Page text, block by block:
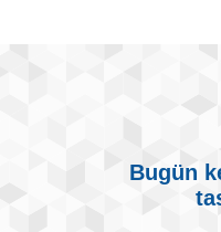
Bugün